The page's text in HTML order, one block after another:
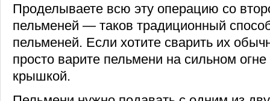
Проделываете всю эту операцию со
пельменей — таков традиционный
пельменей. Если хотите сварить их
просто варите пельмени на сильном
крышкой.